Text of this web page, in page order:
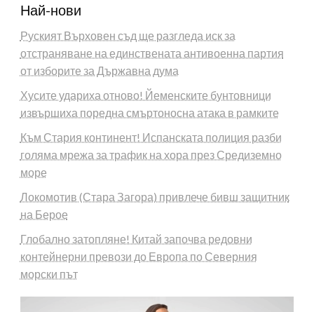
Най-нови
Руският Върховен съд ще разгледа иск за
отстраняване на единствената антивоенна партия
от изборите за Държавна дума
Хусите удариха отново! Йеменските бунтовници
извършиха поредна смъртоносна атака в рамките
Към Стария континент! Испанската полиция разби
голяма мрежа за трафик на хора през Средиземно
море
Локомотив (Стара Загора) привлече бивш защитник
на Берое
Глобално затопляне! Китай започва редовни
контейнерни превози до Европа по Северния
морски път